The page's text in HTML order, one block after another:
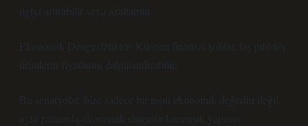
ilgiyi artırabilir veya azaltabilir.
Ekonomik Dengesizlikler: Küresel finansal şoklar, taş gibi niş
ürünlerin fiyatlarını dalgalandırabilir.
Bu senaryolar, bize sadece bir taşın ekonomik değerini değil,
aynı zamanda ekonomik sistemin karmaşık yapısını